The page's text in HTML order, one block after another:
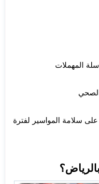
المهملات
سلامة المواسير لفترة